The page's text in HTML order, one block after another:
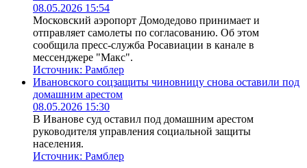
08.05.2026 15:54
Московский аэропорт Домодедово принимает и
отправляет самолеты по согласованию. Об этом
сообщила пресс-служба Росавиации в канале в
мессенджере "Макс".
Источник: Рамблер
Ивановского соцзащиты чиновницу снова оставили под
домашним арестом
08.05.2026 15:30
В Иванове суд оставил под домашним арестом
руководителя управления социальной защиты
населения.
Источник: Рамблер